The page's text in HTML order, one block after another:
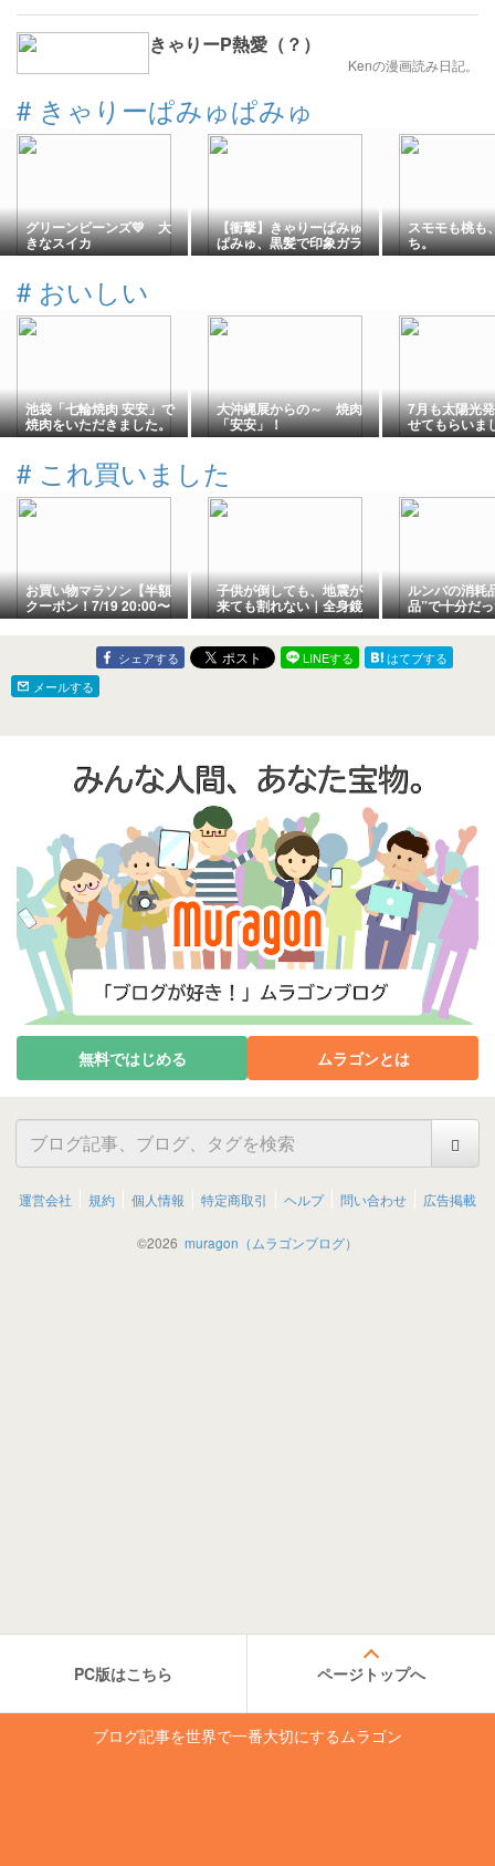
きゃりーP熱愛（？）
Kenの漫画読み日記。
# きゃりーぱみゅぱみゅ
グリーンビーンズ💛 大
きなスイカ
【衝撃】きゃりーぱみゅ
ぱみゅ、黒髪で印象ガラ
リ！！「おいおいまじか
スモモも桃も
ち。
# おいしい
池袋「七輪焼肉 安安」で
焼肉をいただきました。
大沖縄展からの～ 焼肉
「安安」！
7月も太陽光
せてもらいま
# これ買いました
お買い物マラソン【半額
クーポン！7/19 20:00〜
21:59】
子供が倒しても、地震が
来ても割れない｜全身鏡
を「フィルムミラー」に
変えた正直レビュー
ルンバの消耗
品”で十分だ
8,000円
た共働きパパ
ュー
シェアする LINEする
はてブする
メールする
無料ではじめる ムラゴンとは
運営会社 規約 個人情報 特定商取引 ヘルプ 問い合わせ 広告掲載
©2026 muragon（ムラゴンブログ）
PC版はこちら ページトップへ
ブログ記事を世界で一番大切にするムラゴン